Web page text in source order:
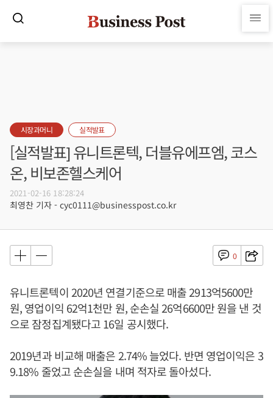
시장과머니 실적발표
[실적발표] 유니트론텍, 더블유에프엠, 코스
온, 비보존헬스케어
2021-02-16 18:28:24
최영찬 기자 - cyc0111@businesspost.co.kr
0
유니트론텍이 2020년 연결기준으로 매출 2913억5600만
원, 영업이익 62억1천만 원, 순손실 26억6600만 원을 낸 것
으로 잠정집계됐다고 16일 공시했다.
2019년과 비교해 매출은 2.74% 늘었다. 반면 영업이익은 3
9.18% 줄었고 순손실을 내며 적자로 돌아섰다.